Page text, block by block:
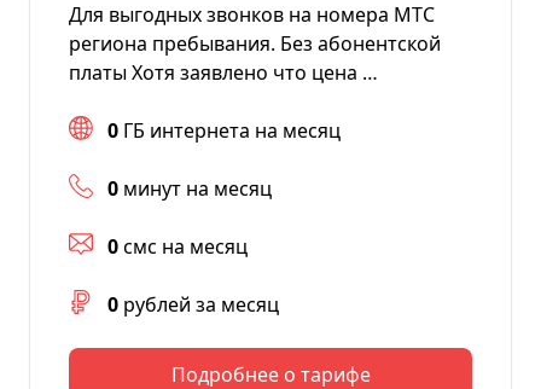
Для выгодных звонков на номера МТС
региона пребывания. Без абонентской
платы Хотя заявлено что цена …
0 ГБ интернета на месяц
0 минут на месяц
0смс на месяц
0 рублей за месяц
Подробнее о тарифе